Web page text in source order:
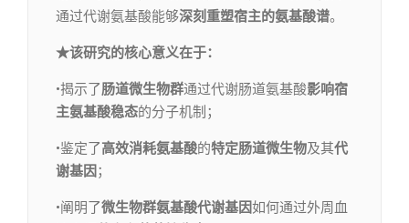
通过代谢氨基酸能够深刻重塑宿主的氨基酸谱。
★该研究的核心意义在于：
•揭示了肠道微生物群通过代谢肠道氨基酸影响宿
主氨基酸稳态的分子机制；
•鉴定了高效消耗氨基酸的特定肠道微生物及其代
谢基因 ；
•阐明了微生物群氨基酸代谢基因如何通过外周血